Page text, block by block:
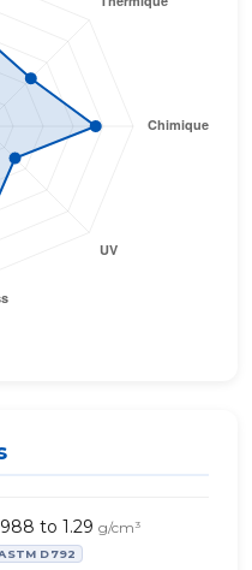
to 1.29 g/cm³
D792